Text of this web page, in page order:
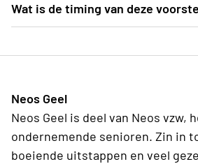
In de comfortabele zitjes van het
(Gouverneur Verwilghensingel
Wat is de timing van deze
Neos Geel
Neos Geel is deel van Neos vzw,
ondernemende senioren. Zin in
boeiende uitstappen en veel